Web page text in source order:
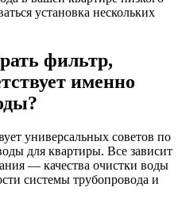
установка нескольких
фильтр,
именно
универсальных советов по
для квартиры. Все зависит
— качества очистки воды
системы трубопровода и